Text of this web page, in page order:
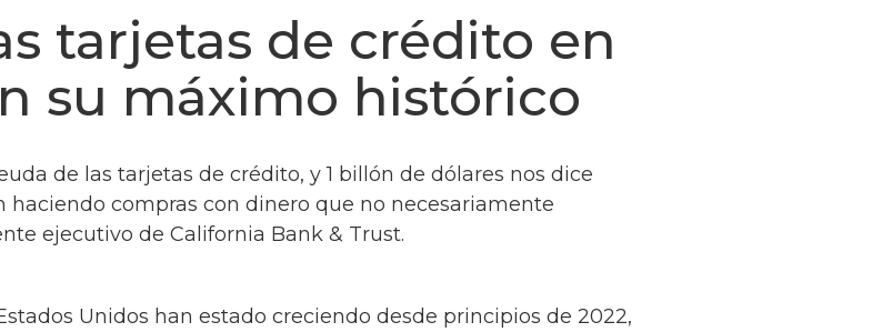
tarjetas de crédito en
su máximo histórico
de las tarjetas de crédito, y 1 billón de dólares nos dice
compras con dinero que no necesariamente
ejecutivo de California Bank & Trust.
Unidos han estado creciendo desde principios de 2022,